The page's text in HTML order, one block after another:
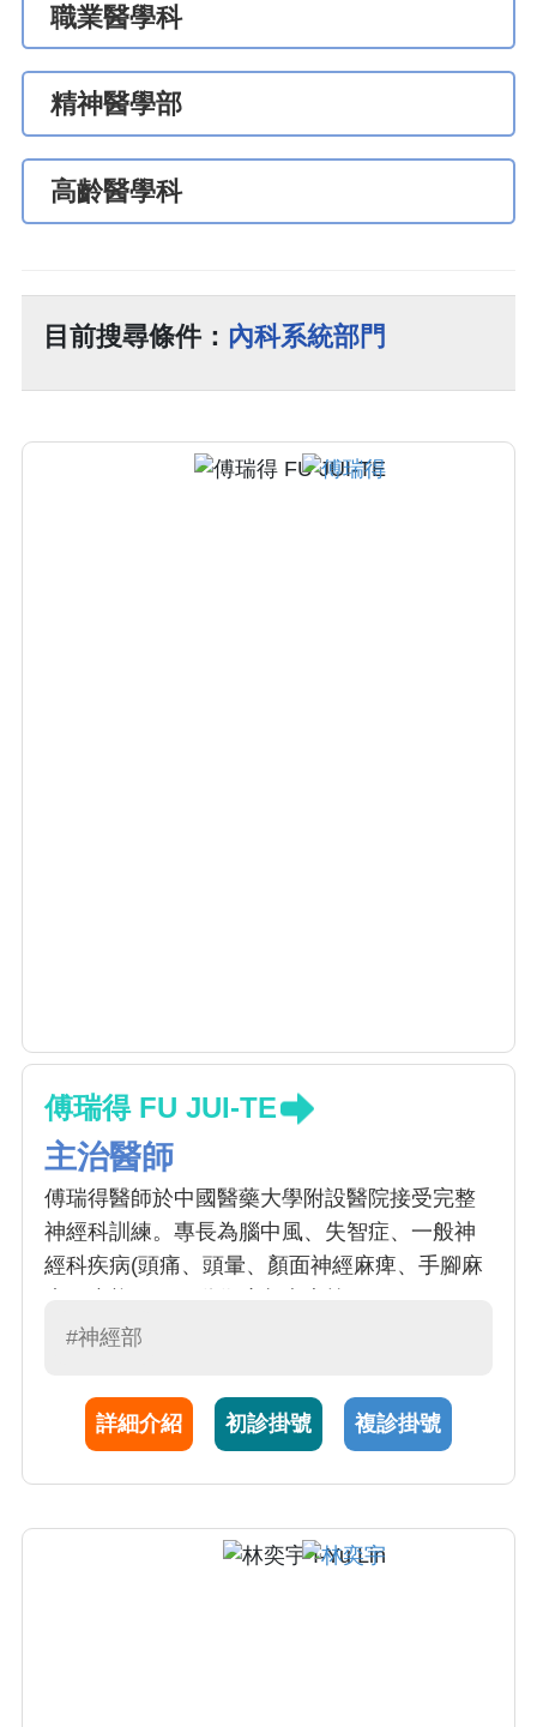
職業醫學科
精神醫學部
高齡醫學科
目前搜尋條件： 內科系統部門
傅瑞得 FU JUI-TE
主治醫師
傅瑞得醫師於中國醫藥大學附設醫院接受完整
神經科訓練。專長為腦中風、失智症、一般神
經科疾病(頭痛、頭暈、顏面神經麻痺、手腳麻
#神經部
詳細介紹 初診掛號 複診掛號